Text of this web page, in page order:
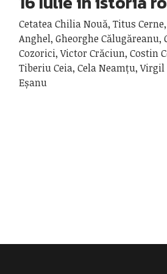
Cetatea Chilia Nouă, Titus
Anghel, Gheorghe Călugăreanu,
Cozorici, Victor Crăciun, Costin
Tiberiu Ceia, Cela Neamțu,
Eșanu